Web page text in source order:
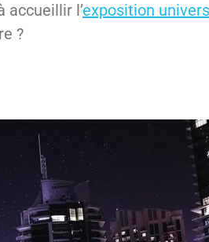
accueillir l’exposition
?